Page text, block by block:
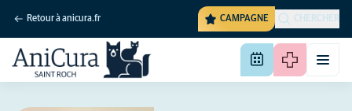
Retour à anicura.fr CAMPAGNE CHERCHER